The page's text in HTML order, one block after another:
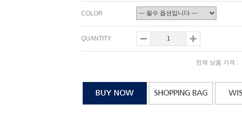
COLOR
QUANTITY
전체 상품 가격 :